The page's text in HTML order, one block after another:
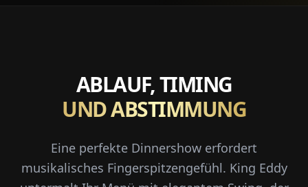
ABLAUF, TIMING
UND ABSTIMMUNG
Eine perfekte Dinnershow erfordert
musikalisches Fingerspitzengefühl. King Eddy